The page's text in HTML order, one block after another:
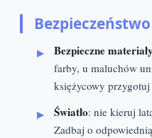
Bezpieczne
farby, u maluchów
księżycowy
Światło: nie kieruj
Zadbaj o